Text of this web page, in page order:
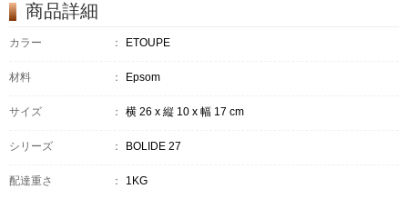
商品詳細
カラー ： ETOUPE
材料 ： Epsom
サイズ ： 横 26 x 縦 10 x 幅 17 cm
シリーズ ： BOLIDE 27
配達重さ ： 1KG